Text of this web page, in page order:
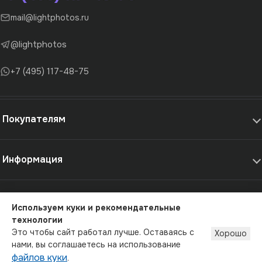
mail@lightphotos.ru
@lightphotos
+7 (495) 117-48-75
Покупателям
Информация
© 2012-2026 - LightPhotos.ru, оборудование для фотостудий
Публичная оферта Политика конфиденциальности
Используем куки и рекомендательные
технологии
Это чтобы сайт работал лучше. Оставаясь с
нами, вы соглашаетесь на использование
файлов куки.
Хорошо